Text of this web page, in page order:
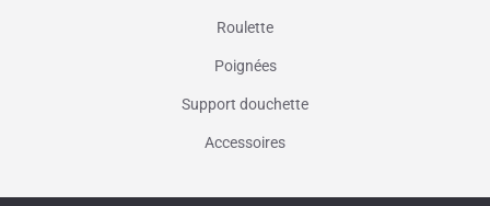
Roulette
Poignées
Support douchette
Accessoires